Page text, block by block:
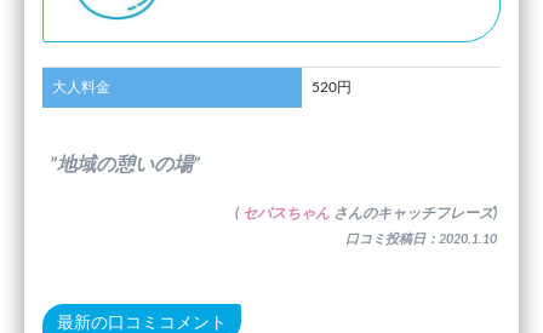
大人料金 520円
”地域の憩いの場”
( セバスちゃん さんのキャッチフレーズ)
口コミ投稿日：2020.1.10
最新の口コミコメント